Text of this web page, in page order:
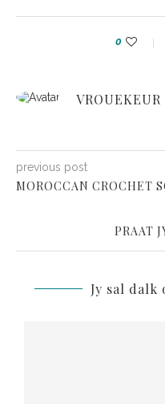
0
VROUEKEUR
previous post
MOROCCAN CROCHET
PRAAT
Jy sal dalk